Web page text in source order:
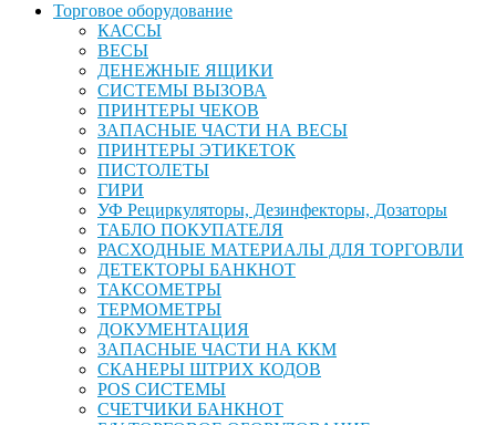
Торговое оборудование
КАССЫ
ВЕСЫ
ДЕНЕЖНЫЕ ЯЩИКИ
СИСТЕМЫ ВЫЗОВА
ПРИНТЕРЫ ЧЕКОВ
ЗАПАСНЫЕ ЧАСТИ НА ВЕСЫ
ПРИНТЕРЫ ЭТИКЕТОК
ПИСТОЛЕТЫ
ГИРИ
УФ Рециркуляторы, Дезинфекторы, Дозаторы
ТАБЛО ПОКУПАТЕЛЯ
РАСХОДНЫЕ МАТЕРИАЛЫ ДЛЯ ТОРГОВЛИ
ДЕТЕКТОРЫ БАНКНОТ
ТАКСОМЕТРЫ
ТЕРМОМЕТРЫ
ДОКУМЕНТАЦИЯ
ЗАПАСНЫЕ ЧАСТИ НА ККМ
СКАНЕРЫ ШТРИХ КОДОВ
POS СИСТЕМЫ
СЧЕТЧИКИ БАНКНОТ